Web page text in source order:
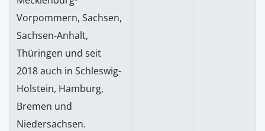
Vorpommern, Sachsen,
Sachsen-Anhalt,
Thüringen und seit
2018 auch in Schleswig-
Holstein, Hamburg,
Bremen und
Niedersachsen.